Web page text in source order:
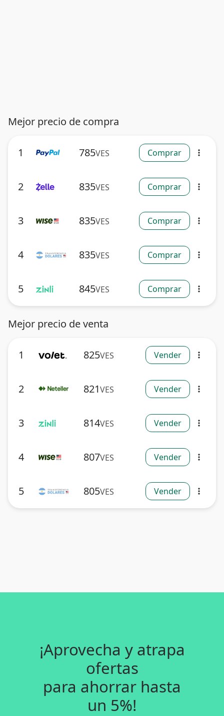
Mejor precio de compra
1 785VES Comprar more_vert
2 835VES Comprar more_vert
3 835VES Comprar more_vert
4 835VES Comprar more_vert
5 845VES Comprar more_vert
Mejor precio de venta
1 825VES Vender more_vert
2 821VES Vender more_vert
3 814VES Vender more_vert
4 807VES Vender more_vert
5 805VES Vender more_vert
¡Aprovecha y atrapa
ofertas
para ahorrar hasta
un 5%!